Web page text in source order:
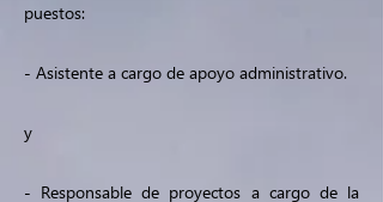
puestos:
- Asistente a cargo de apoyo administrativo.
y
- Responsable de proyectos a cargo de la